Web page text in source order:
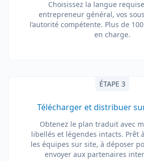
Choisissez la langue
entrepreneur général, vos
l’autorité compétente. Plus de
en charge.
ÉTAPE 3
Télécharger et distribuer
Obtenez le plan traduit avec
libellés et légendes intacts. Prêt
les équipes sur site, à déposer
envoyer aux partenaires